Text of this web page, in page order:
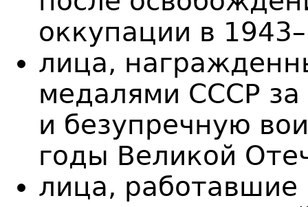
оккупации в
лица,
медалями СССР
и безупречную
годы Великой
лица, работавшие